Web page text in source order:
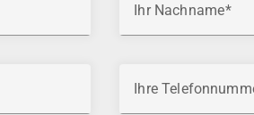
Ihr Nachname
Ihre